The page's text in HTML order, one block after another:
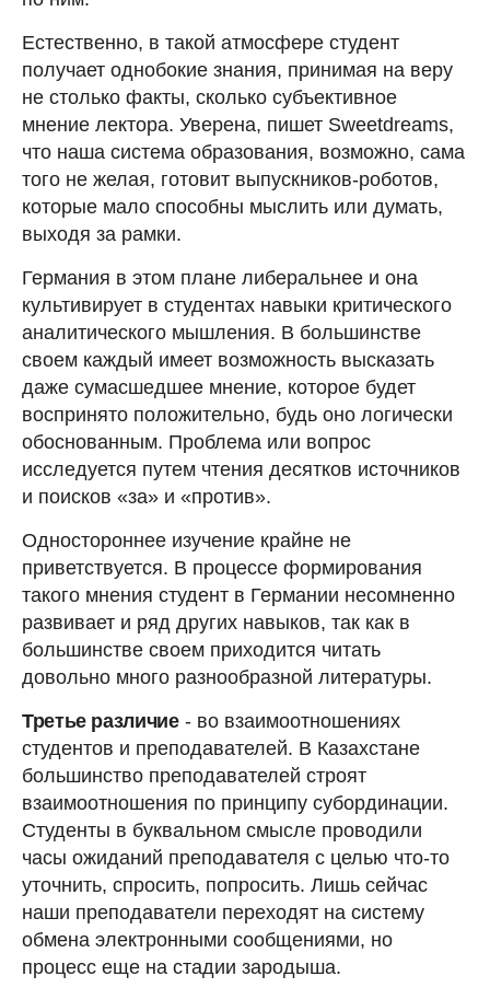
Естественно, в такой атмосфере студент
получает однобокие знания, принимая на веру
не столько факты, сколько субъективное
мнение лектора. Уверена, пишет Sweetdreams,
что наша система образования, возможно, сама
того не желая, готовит выпускников-роботов,
которые мало способны мыслить или думать,
выходя за рамки.
Германия в этом плане либеральнее и она
культивирует в студентах навыки критического
аналитического мышления. В большинстве
своем каждый имеет возможность высказать
даже сумасшедшее мнение, которое будет
воспринято положительно, будь оно логически
обоснованным. Проблема или вопрос
исследуется путем чтения десятков источников
и поисков «за» и «против».
Одностороннее изучение крайне не
приветствуется. В процессе формирования
такого мнения студент в Германии несомненно
развивает и ряд других навыков, так как в
большинстве своем приходится читать
довольно много разнообразной литературы.
Третье различие- во взаимоотношениях
студентов и преподавателей. В Казахстане
большинство преподавателей строят
взаимоотношения по принципу субординации.
Студенты в буквальном смысле проводили
часы ожиданий преподавателя с целью что-то
уточнить, спросить, попросить. Лишь сейчас
наши преподаватели переходят на систему
обмена электронными сообщениями, но
процесс еще на стадии зародыша.